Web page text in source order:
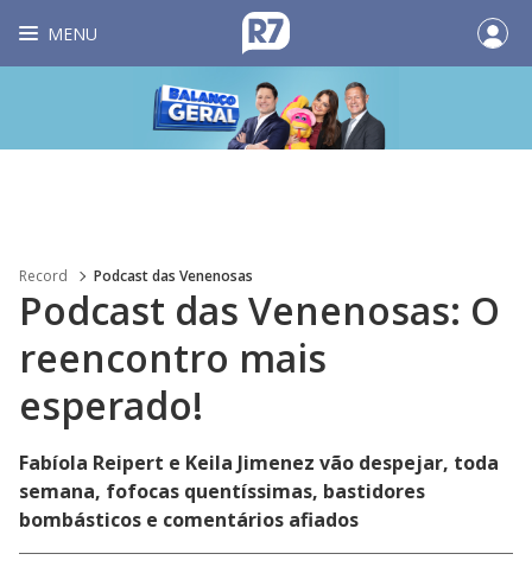
MENU
Record Podcast das Venenosas
Podcast das Venenosas: O
reencontro mais
esperado!
Fabíola Reipert e Keila Jimenez vão despejar, toda
semana, fofocas quentíssimas, bastidores
bombásticos e comentários afiados